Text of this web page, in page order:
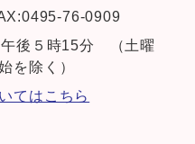
76-0909
後５時15分 （土曜
を除く）
てはこちら